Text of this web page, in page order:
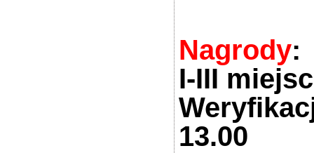
Nagrody:
I-III
13.00